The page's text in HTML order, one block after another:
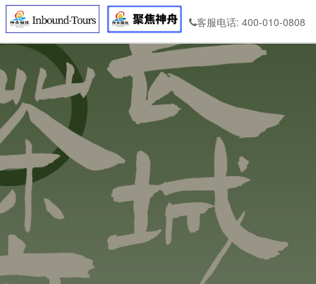
客服电话: 400-010-0808